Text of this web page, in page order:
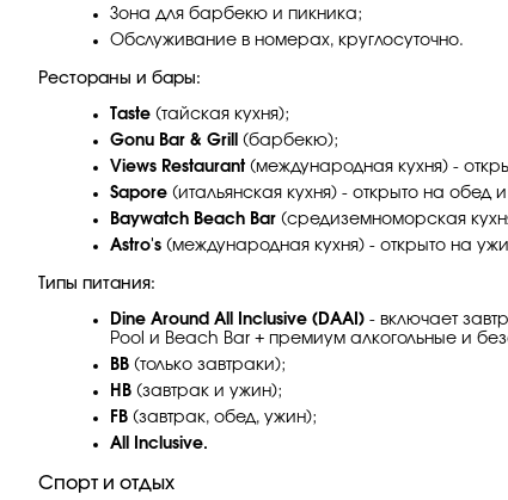
Зона для барбекю и пикника;
Обслуживание в номерах, круглосуточно.
Рестораны и бары:
Taste (тайская кухня);
Gonu Bar & Grill
(барбекю);
Views Restaurant (международная кухня) -
Sapore (итальянская кухня) - открыто на обед
Baywatch Beach Bar (средиземноморская
Astro's (международная кухня) - открыто на
Типы питания:
Dine Around All Inclusive (DAAI) - включает
Pool и Beach Bar + премиум алкогольные и
BB (только завтраки);
HB (завтрак и ужин);
FB (завтрак, обед, ужин);
All
Inclusive.
Спорт и отдых